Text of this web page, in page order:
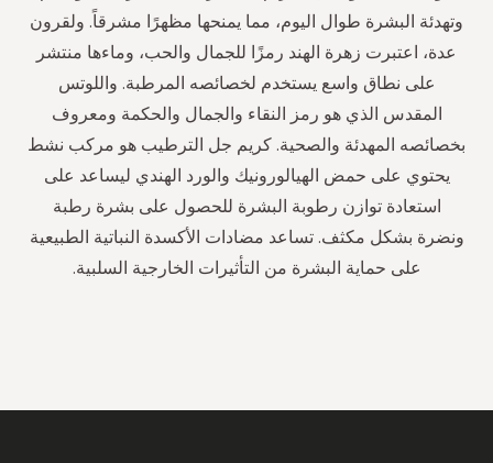
وتهدئة البشرة طوال اليوم، مما يمنحها مظهرًا مشرقاً. ولقرون
عدة، اعتبرت زهرة الهند رمزًا للجمال والحب، وماءها منتشر
على نطاق واسع يستخدم لخصائصه المرطبة. واللوتس
المقدس الذي هو رمز النقاء والجمال والحكمة ومعروف
بخصائصه المهدئة والصحية. كريم جل الترطيب هو مركب نشط
يحتوي على حمض الهيالورونيك والورد الهندي ليساعد على
استعادة توازن رطوبة البشرة للحصول على بشرة رطبة
ونضرة بشكل مكثف. تساعد مضادات الأكسدة النباتية الطبيعية
على حماية البشرة من التأثيرات الخارجية السلبية.